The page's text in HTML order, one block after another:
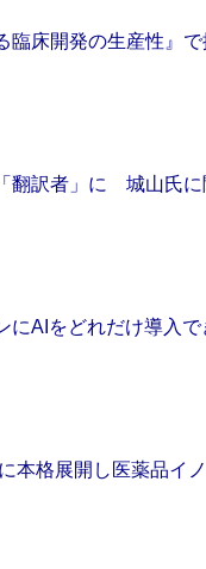
臨床開発の生産性』
翻訳者」に 城山氏に
にAIをどれだけ導入
本格展開し医薬品イ